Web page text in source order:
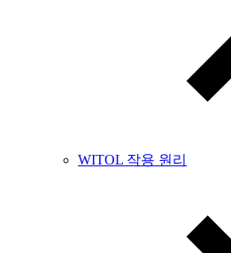
WITOL 작용 원리